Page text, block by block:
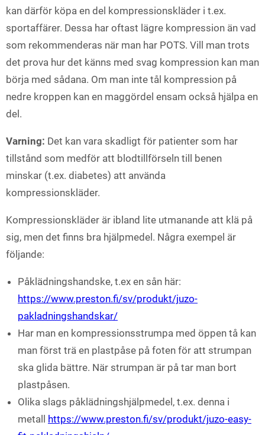
kan därför köpa en del kompressionskläder i t.ex.
sportaffärer. Dessa har oftast lägre kompression än vad
som rekommenderas när man har POTS. Vill man trots
det prova hur det känns med svag kompression kan man
börja med sådana. Om man inte tål kompression på
nedre kroppen kan en maggördel ensam också hjälpa en
del.
Varning: Det kan vara skadligt för patienter som har
tillstånd som medför att blodtillförseln till benen
minskar (t.ex. diabetes) att använda
kompressionskläder.
Kompressionskläder är ibland lite utmanande att klä på
sig, men det finns bra hjälpmedel. Några exempel är
följande:
Påklädningshandske, t.ex en sån här:
https://www.preston.fi/sv/produkt/juzo-
pakladningshandskar/
Har man en kompressionsstrumpa med öppen tå kan
man först trä en plastpåse på foten för att strumpan
ska glida bättre. När strumpan är på tar man bort
plastpåsen.
Olika slags påklädningshjälpmedel, t.ex. denna i
metall https://www.preston.fi/sv/produkt/juzo-easy-